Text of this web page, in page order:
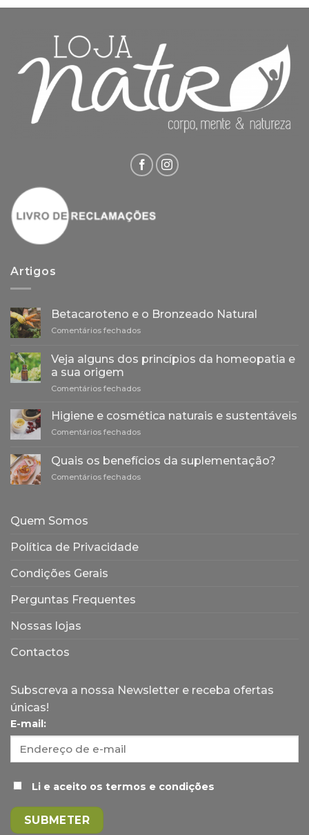
Artigos
Betacaroteno e o Bronzeado Natural
Comentários fechadosem
o
Natural
Veja alguns dos princípios da homeopatia e
a sua origem
Comentários fechadosem
alguns
dos
princípios
homeopatia
a
Higiene e cosmética naturais e sustentáveis
Comentários fechadosem
cosmética
naturais
Quais os benefícios da suplementação?
Comentários fechadosem
Quem Somos
Política de Privacidade
Condições Gerais
Perguntas Frequentes
Nossas lojas
Contactos
Subscreva a nossa Newsletter e receba ofertas
únicas!
E-mail:
Li e aceito os termos e condições